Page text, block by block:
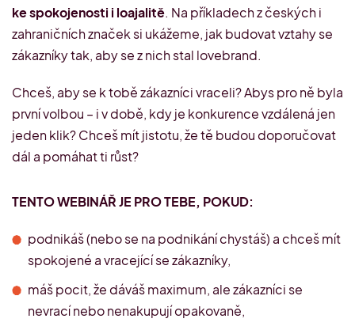
ke spokojenosti i loajalitě. Na příkladech z českých i
zahraničních značek si ukážeme, jak budovat vztahy se
zákazníky tak, aby se z nich stal lovebrand.
Chceš, aby se k tobě zákazníci vraceli? Abys pro ně byla
první volbou – i v době, kdy je konkurence vzdálená jen
jeden klik? Chceš mít jistotu, že tě budou doporučovat
dál a pomáhat ti růst?
TENTO WEBINÁŘ JE PRO TEBE, POKUD:
podnikáš (nebo se na podnikání chystáš) a chceš mít
spokojené a vracející se zákazníky,
máš pocit, že dáváš maximum, ale zákazníci se
nevrací nebo nenakupují opakovaně,